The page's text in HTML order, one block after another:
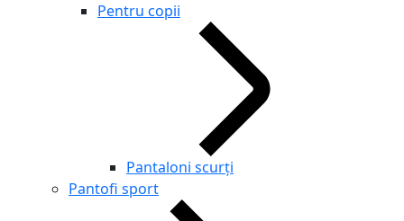
Pentru copii
Pantaloni scurţi
Pantofi sport